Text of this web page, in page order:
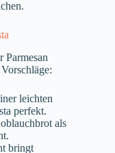
Parmesan
leichten
perfekt.
als
bringt